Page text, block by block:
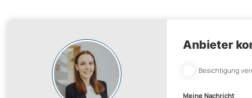
Anbieter
Besichtigung
Meine Nachricht